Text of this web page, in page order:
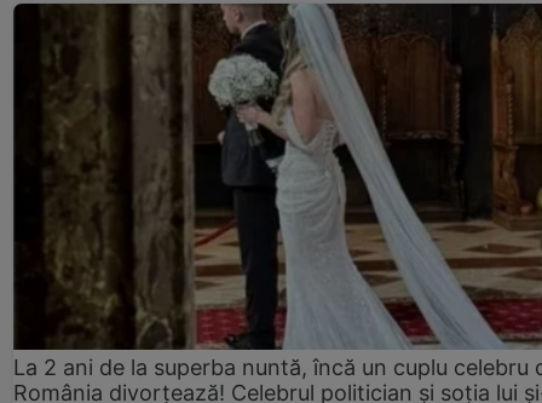
La 2 ani de la superba nuntă, încă un cuplu celebru
România divorțează! Celebrul politician și soția lui